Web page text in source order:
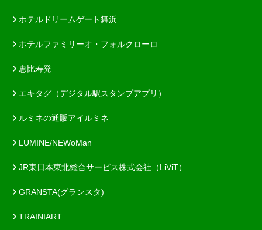
ホテルドリームゲート舞浜
ホテルファミリーオ・フォルクローロ
恵比寿発
エキタグ（デジタル駅スタンプアプリ）
ルミネの通販アイルミネ
LUMINE/NEWoMan
JR東日本東北総合サービス株式会社（LiViT）
GRANSTA(グランスタ)
TRAINIART